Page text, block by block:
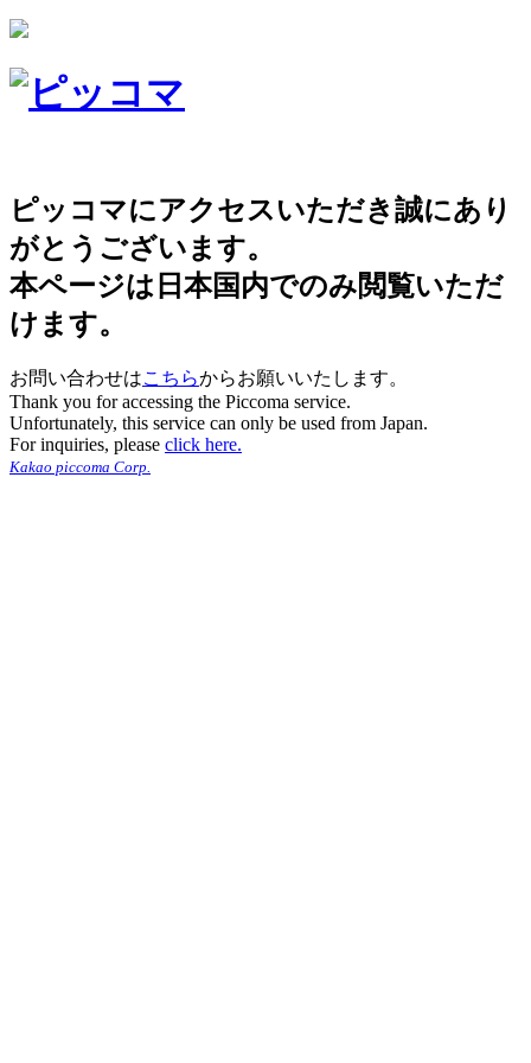
ピッコマにアクセスいただき誠にあり
がとうございます。
本ページは日本国内でのみ閲覧いただ
けます。
お問い合わせはこちらからお願いいたします。
Thank you for accessing the Piccoma service.
Unfortunately, this service can only be used from Japan.
For inquiries, please click here.
Kakao piccoma Corp.